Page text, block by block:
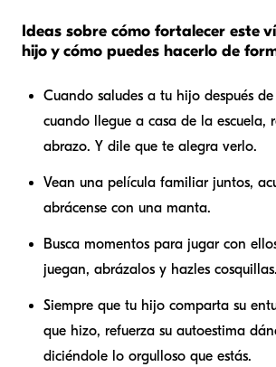
Ideas sobre cómo fortalecer este
hijo y cómo puedes hacerlo de
Cuando saludes a tu hijo después
cuando llegue a casa de la escuela,
abrazo. Y dile que te alegra verlo.
Vean una película familiar juntos,
abrácense con una manta.
Busca momentos para jugar con
juegan, abrázalos y hazles cosquillas.
Siempre que tu hijo comparta su
que hizo, refuerza su autoestima
diciéndole lo orgulloso que estás.